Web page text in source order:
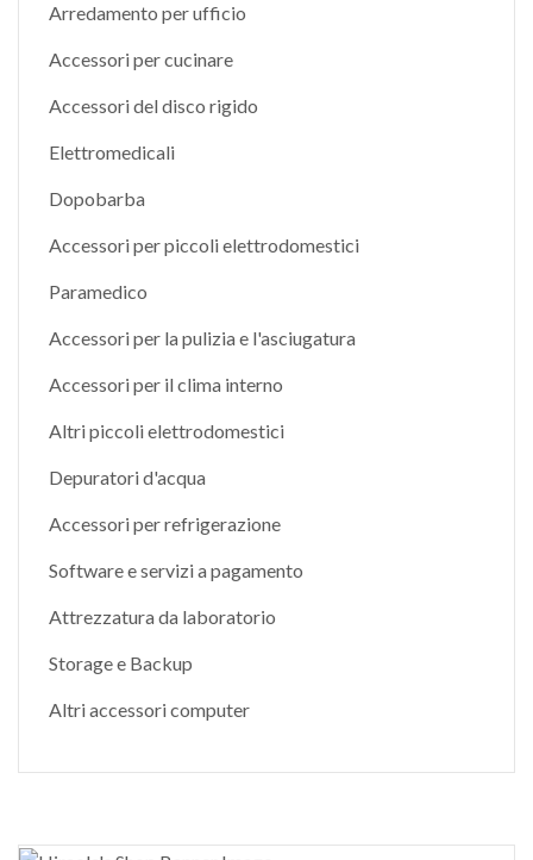
Arredamento per ufficio
Accessori per cucinare
Accessori del disco rigido
Elettromedicali
Dopobarba
Accessori per piccoli elettrodomestici
Paramedico
Accessori per la pulizia e l'asciugatura
Accessori per il clima interno
Altri piccoli elettrodomestici
Depuratori d'acqua
Accessori per refrigerazione
Software e servizi a pagamento
Attrezzatura da laboratorio
Storage e Backup
Altri accessori computer